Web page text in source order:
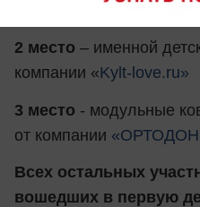
2 место – именной
компании «Kylt-love.ru»
3 место - модульные
от компании
Всех остальных
вошедших в первую